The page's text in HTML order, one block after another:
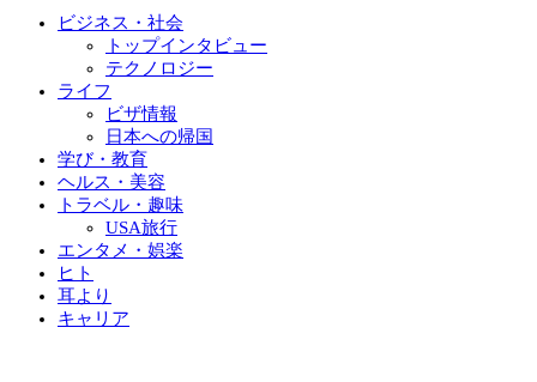
ビジネス・社会
トップインタビュー
テクノロジー
ライフ
ビザ情報
日本への帰国
学び・教育
ヘルス・美容
トラベル・趣味
USA旅行
エンタメ・娯楽
ヒト
耳より
キャリア